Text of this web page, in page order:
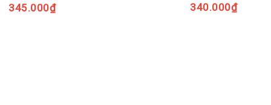
345.000₫ 340.000₫